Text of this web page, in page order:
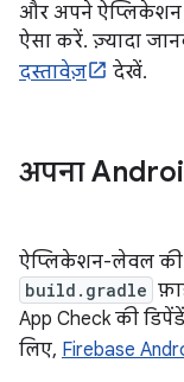
और अपने ऐप्लिकेशन
ऐसा करें. ज़्यादा
दस्तावेज़
देखें.
अपना
ऐप्लिकेशन-लेवल की
build.gradle
App Check की
लिए, Firebase